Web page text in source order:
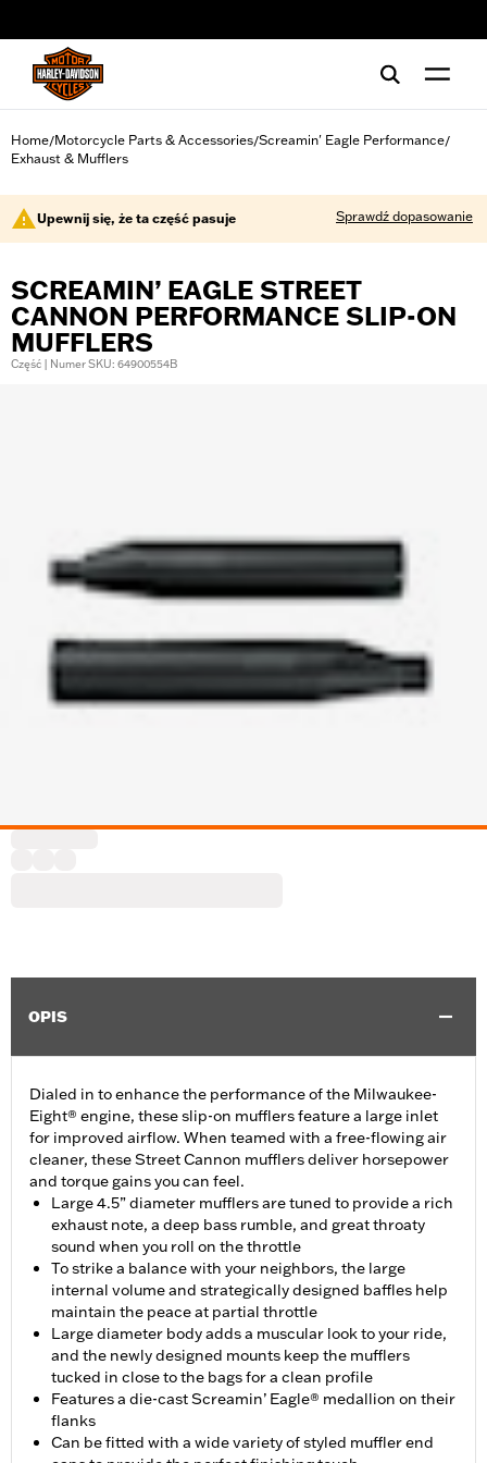
Home/Motorcycle Parts & Accessories/Screamin' Eagle Performance/
Exhaust & Mufflers
Upewnij się, że ta część pasuje Sprawdź dopasowanie
SCREAMIN’ EAGLE STREET
CANNON PERFORMANCE SLIP-ON
MUFFLERS
Część | Numer SKU: 64900554B
OPIS
Dialed in to enhance the performance of the Milwaukee-
Eight® engine, these slip-on mufflers feature a large inlet
for improved airflow. When teamed with a free-flowing air
cleaner, these Street Cannon mufflers deliver horsepower
and torque gains you can feel.
Large 4.5” diameter mufflers are tuned to provide a rich
exhaust note, a deep bass rumble, and great throaty
sound when you roll on the throttle
To strike a balance with your neighbors, the large
internal volume and strategically designed baffles help
maintain the peace at partial throttle
Large diameter body adds a muscular look to your ride,
and the newly designed mounts keep the mufflers
tucked in close to the bags for a clean profile
Features a die-cast Screamin’ Eagle® medallion on their
flanks
Can be fitted with a wide variety of styled muffler end